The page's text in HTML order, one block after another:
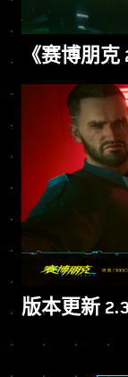
《赛博朋
版本更新